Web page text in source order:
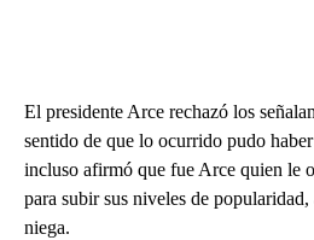
El presidente Arce rechazó los
sentido de que lo ocurrido pudo
incluso afirmó que fue Arce quien le
para subir sus niveles de
niega.